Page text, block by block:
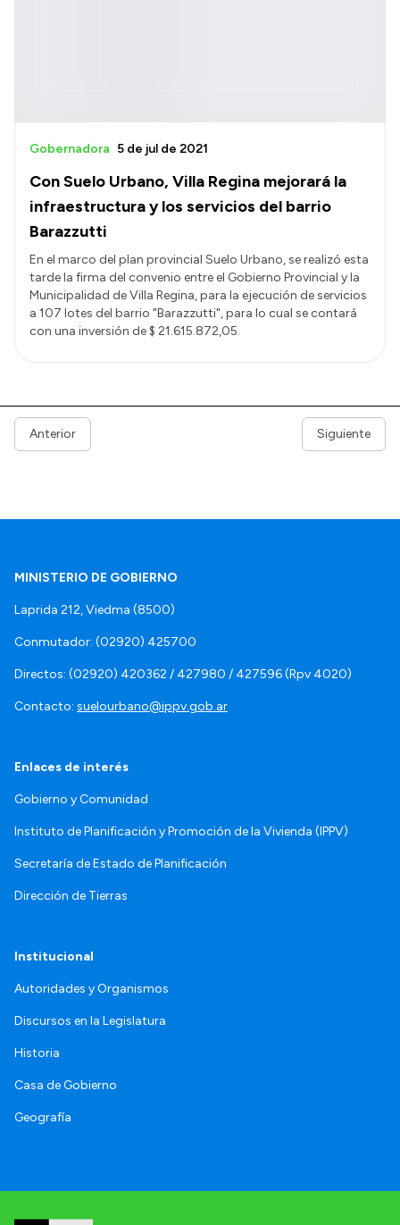
Con Suelo Urbano, Villa Regina mejorará la
infraestructura y los servicios del barrio
Barazzutti
Gobernadora 5 de jul de 2021
En el marco del plan provincial Suelo Urbano, se realizó esta
tarde la firma del convenio entre el Gobierno Provincial y la
Municipalidad de Villa Regina, para la ejecución de servicios
a 107 lotes del barrio "Barazzutti", para lo cual se contará
con una inversión de $ 21.615.872,05.
Anterior Siguiente
MINISTERIO DE GOBIERNO
Laprida 212, Viedma (8500)
Conmutador: (02920) 425700
Directos: (02920) 420362 / 427980 / 427596 (Rpv 4020)
Contacto: suelourbano@ippv.gob.ar
Enlaces de interés
Gobierno y Comunidad
Instituto de Planificación y Promoción de la Vivienda (IPPV)
Secretaría de Estado de Planificación
Dirección de Tierras
Institucional
Autoridades y Organismos
Discursos en la Legislatura
Historia
Casa de Gobierno
Geografía